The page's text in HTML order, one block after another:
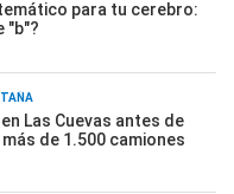
para tu cerebro:
"b"?
Las Cuevas antes de
de 1.500 camiones